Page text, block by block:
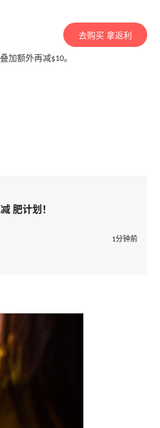
去购买 拿返利
加额外再减$10。
肥计划！
1分钟前